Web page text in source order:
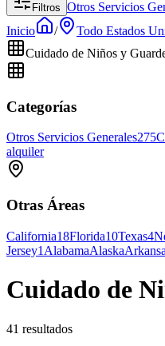
Filtros Otros Servicios
Inicio
/ Todo Estados
Cuidado de Niños y
Categorías
Otros Servicios Generales275
alquiler
Otras Áreas
California18Florida10Texas4
Jersey1 AlabamaAlaska
Cuidado de
41 resultados